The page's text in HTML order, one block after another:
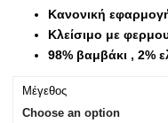
Κανονική
Κλείσιμο με
98% βαμβάκι , 2%
Μέγεθος
Choose an option